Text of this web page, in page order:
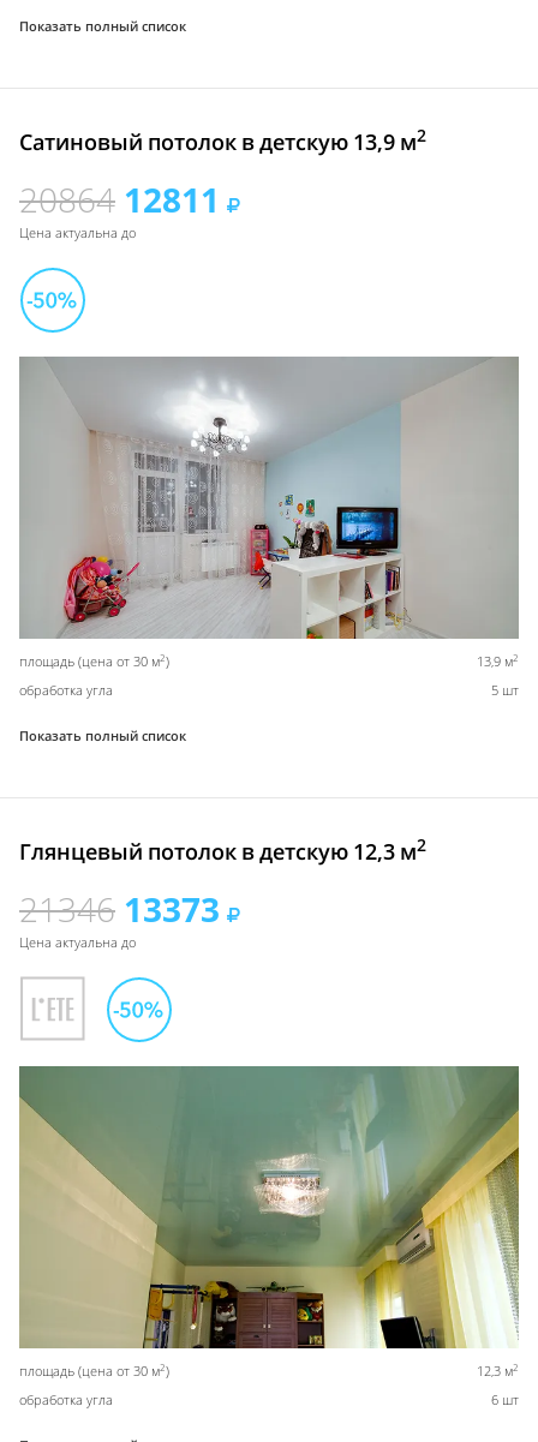
Показать полный список
Сатиновый потолок в детскую 13,9 м2
20864 12811
Цена актуальна до
площадь (цена от 30 м2) 13,9 м2
обработка угла 5 шт
Показать полный список
Глянцевый потолок в детскую 12,3 м2
21346 13373
Цена актуальна до
площадь (цена от 30 м2) 12,3 м2
обработка угла 6 шт